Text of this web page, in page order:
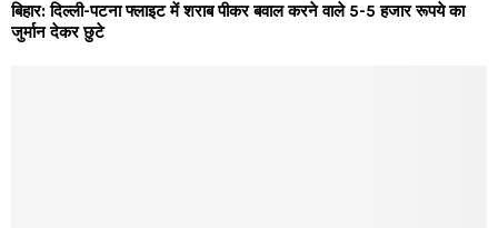
बिहार: दिल्ली-पटना फ्लाइट में शराब पीकर बवाल करने वाले 5-5 हजार रूपये का
जुर्मान देकर छुटे